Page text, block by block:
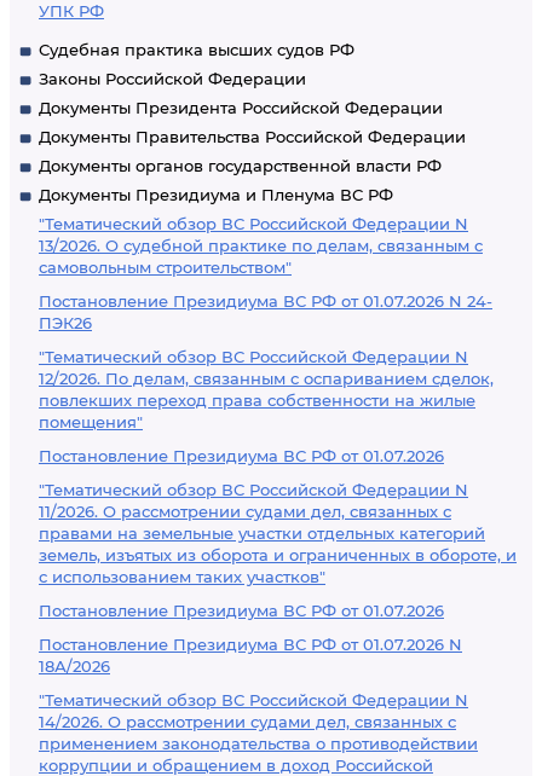
УПК РФ
Судебная практика высших судов РФ
Законы Российской Федерации
Документы Президента Российской Федерации
Документы Правительства Российской Федерации
Документы органов государственной власти РФ
Документы Президиума и Пленума ВС РФ
"Тематический обзор ВС Российской Федерации N
13/2026. О судебной практике по делам, связанным с
самовольным строительством"
Постановление Президиума ВС РФ от 01.07.2026 N 24-
ПЭК26
"Тематический обзор ВС Российской Федерации N
12/2026. По делам, связанным с оспариванием сделок,
повлекших переход права собственности на жилые
помещения"
Постановление Президиума ВС РФ от 01.07.2026
"Тематический обзор ВС Российской Федерации N
11/2026. О рассмотрении судами дел, связанных с
правами на земельные участки отдельных категорий
земель, изъятых из оборота и ограниченных в обороте, и
с использованием таких участков"
Постановление Президиума ВС РФ от 01.07.2026
Постановление Президиума ВС РФ от 01.07.2026 N
18А/2026
"Тематический обзор ВС Российской Федерации N
14/2026. О рассмотрении судами дел, связанных с
применением законодательства о противодействии
коррупции и обращением в доход Российской